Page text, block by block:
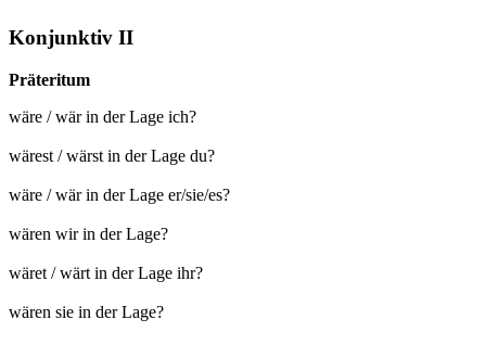
Konjunktiv II
Präteritum
wäre / wär in der Lage ich?
wärest / wärst in der Lage du?
wäre / wär in der Lage er/sie/es?
wären wir in der Lage?
wäret / wärt in der Lage ihr?
wären sie in der Lage?